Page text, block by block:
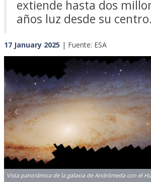
extiende hasta dos
años luz desde su centro.
17 January 2025 | Fuente: ESA
Vista panorámica de la galaxia de Andrómeda con el